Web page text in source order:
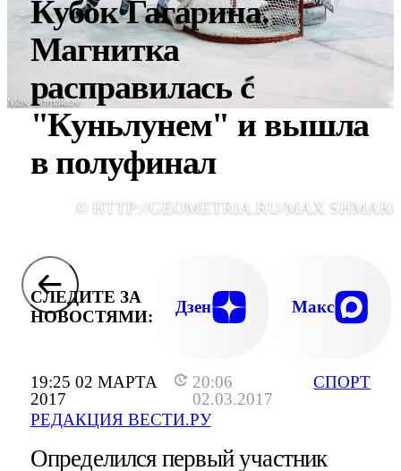
19:25 02 МАРТА
2017
20:06
02.03.2017
РЕДАКЦИЯ ВЕСТИ.РУ
СПОРТ
Кубок Гагарина.
Магнитка
расправилась с
"Куньлунем" и вышла
в полуфинал
© HTTP://GEOMETRIA.RU/MAX
СЛЕДИТЕ ЗА
НОВОСТЯМИ:
Дзен Макс
Определился первый участник